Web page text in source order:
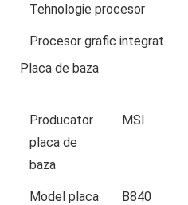
Tehnologie procesor
Procesor grafic integrat
Placa de baza
Producator
placa de
baza
MSI
Model placa
B840